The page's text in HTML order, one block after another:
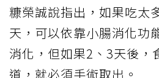
糠榮誠說指出，如果吃太
天，可以依靠小腸消化功
消化，但如果2、3天後，
道，就必須手術取出。